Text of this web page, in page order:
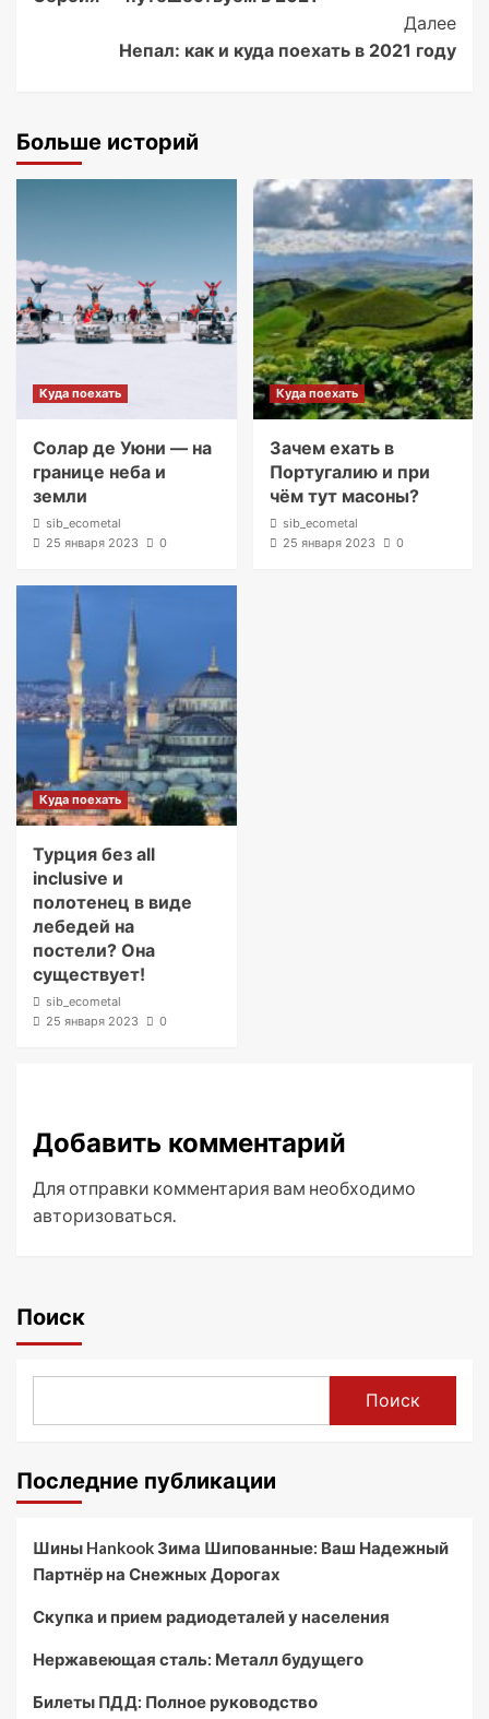
Далее
Непал: как и куда поехать в 2021 году
Больше историй
Куда поехать
Солар де Уюни — на
границе неба и
земли
sib_ecometal
25 января 2023
0
Куда поехать
Зачем ехать в
Португалию и при
чём тут масоны?
sib_ecometal
25 января 2023
0
Куда поехать
Турция без all
inclusive и
полотенец в виде
лебедей на
постели? Она
существует!
sib_ecometal
25 января 2023
0
Добавить комментарий
Для отправки комментария вам необходимо
авторизоваться
Поиск
Поиск
Последние публикации
Шины Hankook Зима Шипованные: Ваш Надежный
Партнёр на Снежных Дорогах
Скупка и прием радиодеталей у населения
Нержавеющая сталь: Металл будущего
Билеты ПДД: Полное руководство